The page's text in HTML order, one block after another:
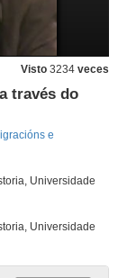
Visto 3234 veces
través do
e
Universidade
Universidade